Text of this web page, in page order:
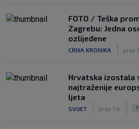
FOTO / Teška
Zagrebu: Jedna
ozlijeđene
CRNA KRONIKA prije
Hrvatska izostala
najtraženije
ljeta
SVIJET prije 1 h 1